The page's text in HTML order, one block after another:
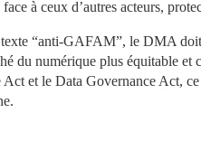
à ceux d’autres acteurs,
“anti-GAFAM”, le DMA
du numérique plus équitable et
et le Data Governance Act,